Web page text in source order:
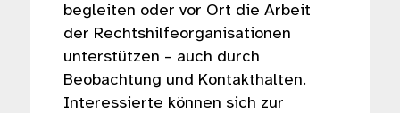
begleiten oder vor Ort die Arbeit
der Rechtshilfeorganisationen
unterstützen – auch durch
Beobachtung und Kontakthalten.
Interessierte können sich zur